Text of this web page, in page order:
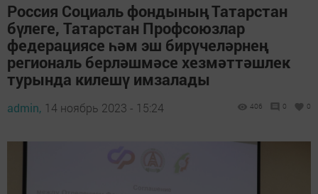
Россия Социаль фондының Татарстан
бүлеге, Татарстан Профсоюзлар
федерациясе һәм эш бирүчеләрнең
региональ берләшмәсе хезмәттәшлек
турында килешү имзалады
admin, 14 ноябрь 2023 - 15:24 406 0 0